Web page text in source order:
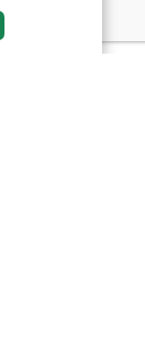
по
да